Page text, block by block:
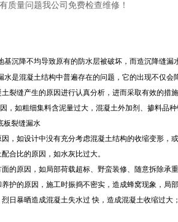
质量问题我公司免费检查维修！
基沉降不均导致原有的防水层被破坏，而造沉降缝漏
水是混凝土结构中普遍存在的问题，它的出现不仅
土裂缝产生的原因进行认真分析，进而采取有效的措
，如粗细集料含泥量过大，混凝土外加剂、掺料品
板裂缝漏水
，如设计中没有充分考虑混凝土结构的收缩变形，
配合比的原因，如水灰比过大。
面的原因，如局部荷载超标、野蛮装修、随意拆除承
养护的原因，施工时振捣不密实，造成蜂窝现象，
烈日暴晒造成混凝土失水过 快，造成混凝土收缩过